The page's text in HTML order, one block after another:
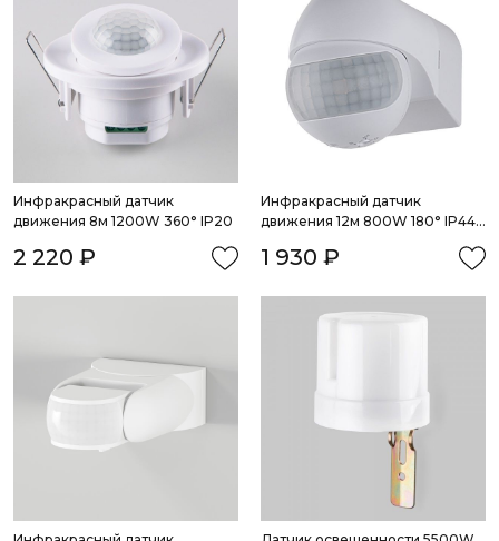
Инфракрасный датчик
движения 8м 1200W 360° IP20
2 220 ₽
Инфракрасный датчик
движения 12м 800W 180° IP44
1 930 ₽